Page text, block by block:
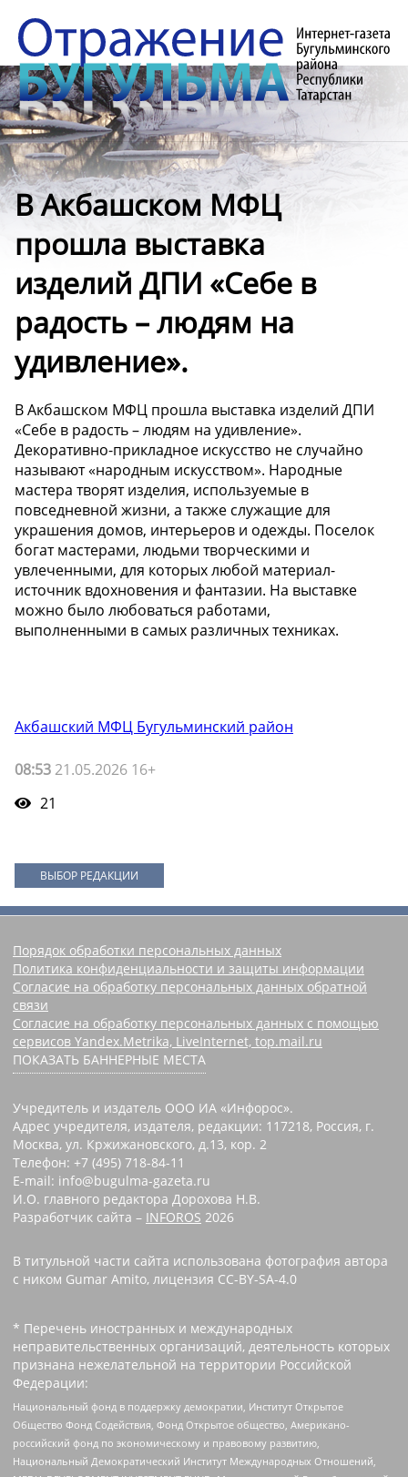
В Акбашском МФЦ
прошла выставка
изделий ДПИ «Себе в
радость – людям на
удивление».
В Акбашском МФЦ прошла выставка изделий ДПИ
«Себе в радость – людям на удивление».
Декоративно-прикладное искусство не случайно
называют «народным искусством». Народные
мастера творят изделия, используемые в
повседневной жизни, а также служащие для
украшения домов, интерьеров и одежды. Поселок
богат мастерами, людьми творческими и
увлеченными, для которых любой материал-
источник вдохновения и фантазии. На выставке
можно было любоваться работами,
выполненными в самых различных техниках.
Акбашский МФЦ Бугульминский район
08:53 21.05.2026 16+
21
ВЫБОР РЕДАКЦИИ
Порядок обработки персональных данных
Политика конфиденциальности и защиты информации
Согласие на обработку персональных данных обратной
связи
Согласие на обработку персональных данных с помощью
сервисов Yandex.Metrika, LiveInternet, top.mail.ru
ПОКАЗАТЬ БАННЕРНЫЕ МЕСТА
Учредитель и издатель ООО ИА «Инфорос».
Адрес учредителя, издателя, редакции: 117218, Россия, г.
Москва, ул. Кржижановского, д.13, кор. 2
Телефон: +7 (495) 718-84-11
E-mail: info@bugulma-gazeta.ru
И.О. главного редактора Дорохова Н.В.
Разработчик сайта – INFOROS 2026
В титульной части сайта использована фотография автора
с ником Gumar Amito, лицензия CC-BY-SA-4.0
* Перечень иностранных и международных
неправительственных организаций, деятельность которых
признана нежелательной на территории Российской
Федерации:
Национальный фонд в поддержку демократии, Институт Открытое
Общество Фонд Содействия, Фонд Открытое общество, Американо-
российский фонд по экономическому и правовому развитию,
Национальный Демократический Институт Международных Отношений,